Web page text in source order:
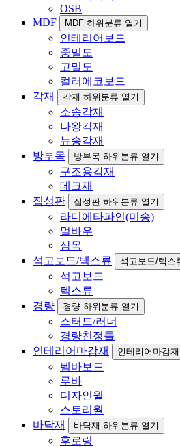
OSB
MDF
MDF 하위분류 열기
인테리어보드
중밀도
고밀도
컬러에코보드
각재
각재 하위분류 열기
소송각재
나왕각재
뉴송각재
방부목
방부목 하위분류 열기
구조용각재
데크재
집성판
집성판 하위분류 열기
라디에타파인(미송)
멀바우
삼목
석고보드/텍스류
석고보드/텍스
석고보드
텍스류
경량
경량 하위분류 열기
스터드/러너
경량천정틀
인테리어마감재
인테리어마감
템바보드
루바
디자인월
스토리월
바닥재
바닥재 하위분류 열기
후로링